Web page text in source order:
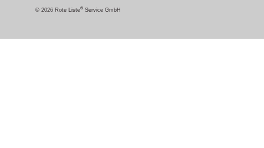
© 2026 Rote Liste® Service GmbH